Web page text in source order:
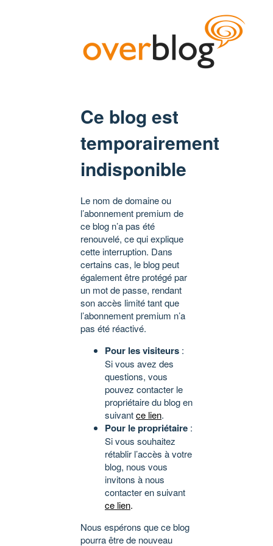
Ce blog est
temporairement
indisponible
Le nom de domaine ou
l’abonnement premium de
ce blog n’a pas été
renouvelé, ce qui explique
cette interruption. Dans
certains cas, le blog peut
également être protégé par
un mot de passe, rendant
son accès limité tant que
l’abonnement premium n’a
pas été réactivé.
Pour les visiteurs :
Si vous avez des
questions, vous
pouvez contacter le
propriétaire du blog en
suivantce lien.
Pour le propriétaire :
Si vous souhaitez
rétablir l’accès à votre
blog, nous vous
invitons à nous
contacter en suivant
ce lien.
Nous espérons que ce blog
pourra être de nouveau